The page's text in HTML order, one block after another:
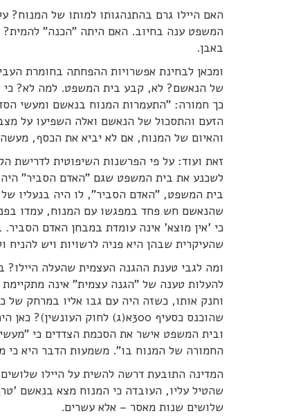
האם היילו גרם בהתנהגותו למותו של
המשפט ענה בחיוב. האם היתה "הכנה"
באבן.
ומכאן לבחינת אפשרויות ההפחתה בחומרת
של הנאשם? לא, קבע בית המשפט. למה לא? כי
כך חמורה: "התעמרות המנוח בנאשם ומעשי
הזעם והתסכול של הנאשם ואלה השפיעו על
והאיום של המנוח, אם לא יביא את הכסף,
זאת ועוד: על פי הפרשנות השיפוטית לדרישת
לשכנע את בית המשפט שגם "האדם הסביר" היה
בית המשפט, "האדם הסביר", לו היה בנעליו של
שהנאשם חש פחד במפגשו עם המנוח, עמדו
כי 'אין מוצא' אינה עומדת במבחן האדם
שהעיקרית שבהן היא פניה לרשויות ויש
ומה לגבי טענת ההגנה העצמית שהעלה
להעלות טענה של "הגנה עצמית" אינה
שהוכנס כסעיף 300א(ג) לחוק
ובית המשפט אישר את הסכמת הצדדים כי
החמורה של המנוח בו". משמעות הדבר היא כי
המדינה התובעת דרשה להשית על היילו
שהטיל עליו, העובדה כי המנוח מצא בנאשם
שלושים שנות מאסר – אלא עשרים.